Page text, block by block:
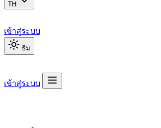
TH
เข้าสู่ระบบ
ธีม
เข้าสู่ระบบ